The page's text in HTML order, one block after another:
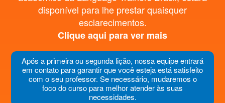
disponível para lhe prestar quaisquer
esclarecimentos.
Clique aqui para ver mais
Após a primeira ou segunda lição, nossa equipe entrará
em contato para garantir que você esteja está satisfeito
com o seu professor. Se necessário, mudaremos o
foco do curso para melhor atender às suas
necessidades.